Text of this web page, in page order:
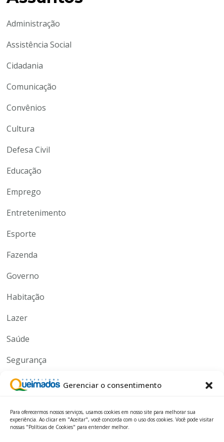
Gerenciar o consentimento
Para oferecermos nossos serviços, usamos cookies em nosso site para melhorar sua
experiência. Ao clicar em "Aceitar", você concorda com o uso dos cookies. Você pode visitar
nossas "Políticas de Cookies" para entender melhor.
Administração
Assistência Social
Cidadania
Comunicação
Convênios
Cultura
Defesa Civil
Educação
Emprego
Entretenimento
Esporte
Fazenda
Governo
Habitação
Lazer
Saúde
Segurança
Serviços